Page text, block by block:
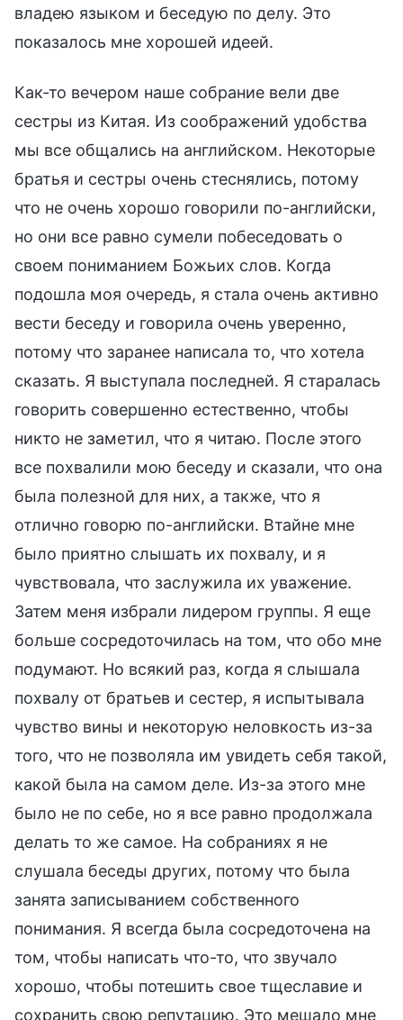
владею языком и беседую по делу. Это
показалось мне хорошей идеей.
Как-то вечером наше собрание вели две
сестры из Китая. Из соображений удобства
мы все общались на английском. Некоторые
братья и сестры очень стеснялись, потому
что не очень хорошо говорили по-английски,
но они все равно сумели побеседовать о
своем пониманием Божьих слов. Когда
подошла моя очередь, я стала очень активно
вести беседу и говорила очень уверенно,
потому что заранее написала то, что хотела
сказать. Я выступала последней. Я старалась
говорить совершенно естественно, чтобы
никто не заметил, что я читаю. После этого
все похвалили мою беседу и сказали, что она
была полезной для них, а также, что я
отлично говорю по-английски. Втайне мне
было приятно слышать их похвалу, и я
чувствовала, что заслужила их уважение.
Затем меня избрали лидером группы. Я еще
больше сосредоточилась на том, что обо мне
подумают. Но всякий раз, когда я слышала
похвалу от братьев и сестер, я испытывала
чувство вины и некоторую неловкость из-за
того, что не позволяла им увидеть себя такой,
какой была на самом деле. Из-за этого мне
было не по себе, но я все равно продолжала
делать то же самое. На собраниях я не
слушала беседы других, потому что была
занята записыванием собственного
понимания. Я всегда была сосредоточена на
том, чтобы написать что-то, что звучало
хорошо, чтобы потешить свое тщеславие и
сохранить свою репутацию. Это мешало мне